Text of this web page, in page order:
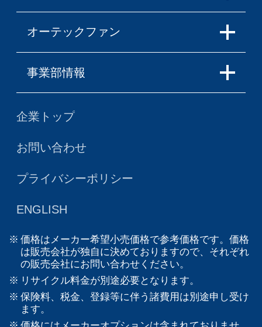
オーテックファン
事業部情報
企業トップ
お問い合わせ
プライバシーポリシー
ENGLISH
価格はメーカー希望小売価格で参考価格です。価格
は販売会社が独自に決めておりますので、それぞれ
の販売会社にお問い合わせください。
リサイクル料金が別途必要となります。
保険料、税金、登録等に伴う諸費用は別途申し受け
ます。